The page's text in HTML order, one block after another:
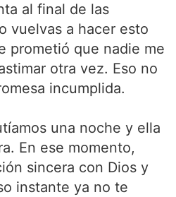
al final de las
vuelvas a hacer esto
prometió que nadie me
otra vez. Eso no
incumplida.
una noche y ella
En ese momento,
sincera con Dios y
instante ya no te